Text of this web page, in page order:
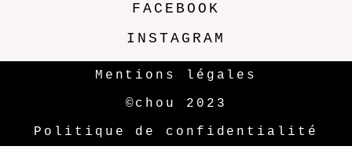
FACEBOOK
INSTAGRAM
Mentions légales
©chou 2023
Politique de confidentialité